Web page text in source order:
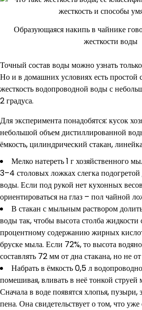
Образующаяся накипь в чайнике
жесткости воды
Точный состав воды можно узнать
Но и в домашних условиях есть простой
жесткость водопроводной воды с
2 градуса.
Для эксперимента понадобятся: кусок
небольшой объем дистиллированной
ёмкость, цилиндрический стакан,
Мелко натереть 1 г хозяйственного
3–4 столовых ложках слегка
воды. Если под рукой нет кухонных
ориентироваться на глаз – пол чайной
В стакан с мыльным раствором
воды так, чтобы высота столба жидкости
процентному содержанию жирных
бруске мыла. Если 72%, то высота
составлять 72 мм от дна стакана, но не
Набрать в ёмкость 0,5 л
помешивая, вливать в неё тонкой
Сначала в воде появятся хлопья, пузыри,
пена. Она свидетельствует о том, что уже